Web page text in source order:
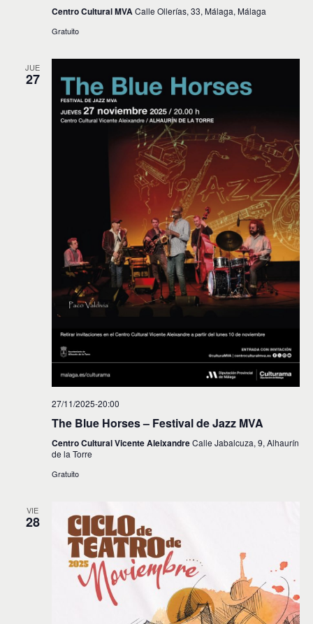
Centro Cultural MVACalle Ollerías, 33, Málaga, Málaga
Gratuito
JUE
27
27/11/2025-20:00
The Blue Horses – Festival de Jazz MVA
Centro Cultural Vicente AleixandreCalle Jabalcuza, 9, Alhaurín
de la Torre
Gratuito
VIE
28